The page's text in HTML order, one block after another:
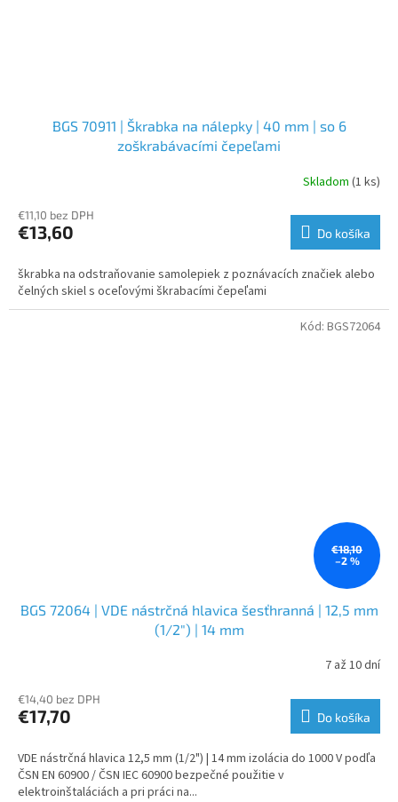
BGS 70911 | Škrabka na nálepky | 40 mm | so 6
zoškrabávacími čepeľami
Skladom (1 ks)
€11,10 bez DPH
€13,60 Do košíka
škrabka na odstraňovanie samolepiek z poznávacích značiek alebo
čelných skiel s oceľovými škrabacími čepeľami
€18,10
–2 %
BGS 72064 | VDE nástrčná hlavica šesťhranná | 12,5 mm
(1/2") | 14 mm
7 až 10 dní
€14,40 bez DPH
€17,70 Do košíka
VDE nástrčná hlavica 12,5 mm (1/2") | 14 mm izolácia do 1000 V podľa
ČSN EN 60900 / ČSN IEC 60900 bezpečné použitie v
elektroinštaláciách a pri práci na...
Kód: BGS72064